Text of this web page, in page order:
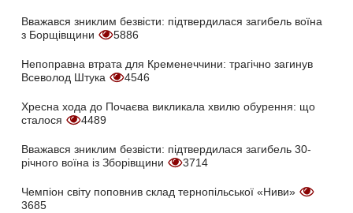
Вважався зниклим безвісти: підтвердилася загибель воїна
з Борщівщини
5886
Непоправна втрата для Кременеччини: трагічно загинув
Всеволод Штука
4546
Хресна хода до Почаєва викликала хвилю обурення: що
сталося
4489
Вважався зниклим безвісти: підтвердилася загибель 30-
річного воїна із Зборівщини
3714
Чемпіон світу поповнив склад тернопільської «Ниви»
3685